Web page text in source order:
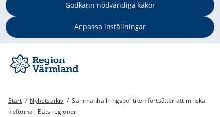
Godkänn nödvändiga kakor
Anpassa inställningar
Start / Nyhetsarkiv / Sammanhållningspolitiken fortsätter att minska
klyftorna i EU:s regioner